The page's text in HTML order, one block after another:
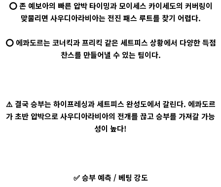
⭕ 존 예보아의 빠른 압박 타이밍과 모이세스 카이세도의 커버링이
맞물리면 사우디아라비아는 전진 패스 루트를 찾기 어렵다.
⭕ 에콰도르는 코너킥과 프리킥 같은 세트피스 상황에서 다양한 득점
찬스를 만들어낼 수 있는 팀이다.
⚠️ 결국 승부는 하이프레싱과 세트피스 완성도에서 갈린다. 에콰도르
가 초반 압박으로 사우디아라비아의 전개를 끊고 승부를 가져갈 가능
성이 높다!
✅ 승부 예측 / 베팅 강도